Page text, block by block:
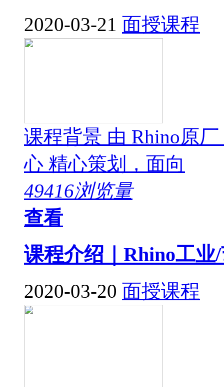
2020-03-21 面授课程
课程背景 由 Rhino原
心 精心策划，面向
49416浏览量
查看
课程介绍｜Rhino工
2020-03-20 面授课程